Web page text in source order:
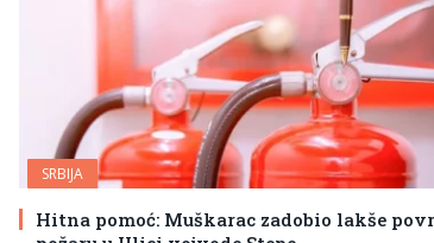
SRBIJA
Hitna pomoć: Muškarac zadobio lakše